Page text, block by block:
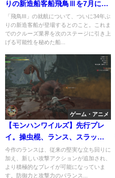
りの新造船客船飛鳥Ⅲを7月に就
航しディズニークルーズに対
抗。
「飛鳥III」の就航について、ついに34年ぶ
りの新造客船が登場するとのこと。これま
でのクルーズ業界を次のステージに引き上
げる可能性を秘めた船...
ゲーム・アニメ
【モンハンワイルズ】先行プレ
イ。操虫棍、ランス、スラッシ
ュアックス、片手剣はどう変わ
った？ 第1回OBTからの変更点
に注目してみた
今作のランスは、従来の堅実な立ち回りに
加え、新しい攻撃アクションが追加され、
より積極的なプレイが可能になっていま
す。防御力と攻撃力のバランス...